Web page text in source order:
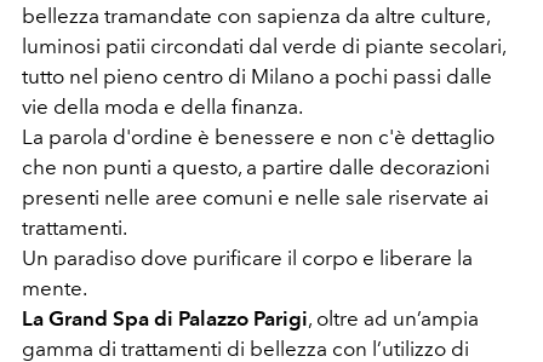
bellezza tramandate con sapienza da altre culture,
luminosi patii circondati dal verde di piante secolari,
tutto nel pieno centro di Milano a pochi passi dalle
vie della moda e della finanza.
La parola d'ordine è benessere e non c'è dettaglio
che non punti a questo, a partire dalle decorazioni
presenti nelle aree comuni e nelle sale riservate ai
trattamenti.
Un paradiso dove purificare il corpo e liberare la
mente.
La Grand Spa di Palazzo Parigi, oltre ad un’ampia
gamma di trattamenti di bellezza con l’utilizzo di